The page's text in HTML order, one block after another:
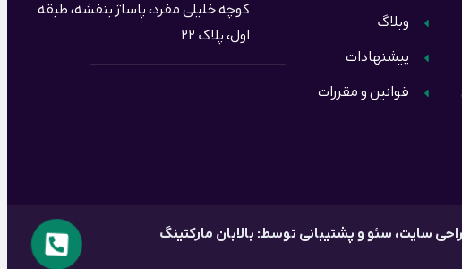
وبلاگ
پیشنهادات
قوانین و مقررات
کوچه خلیلی مفرد، پاساژ بنفشه، طبقه
اول، پلاک 22
سایت، سئو و پشتیبانی توسط: بالابان مارکتینگ